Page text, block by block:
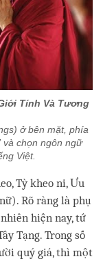
Tính Và Tương
ở bên mặt, phía
và chọn ngôn ngữ
Việt.
Tỳ kheo ni, Ưu
Rõ ràng là phụ
hiện nay, tứ
Tạng. Trong số
quý giá, thì một